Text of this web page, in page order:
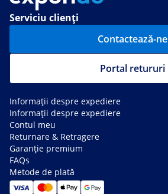
Serviciu clienți
Contactează-ne
Portal retururi
Informații despre expediere
Informații despre expediere
Contul meu
Returnare & Retragere
Garanție premium
FAQs
Metode de plată